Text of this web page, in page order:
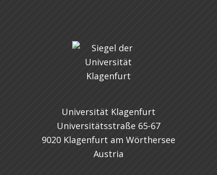
Universität Klagenfurt
Universitätsstraße 65-67
9020 Klagenfurt am Wörthersee
Austria